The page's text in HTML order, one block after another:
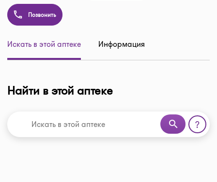
Позвонить
Искать в этой аптеке Информация
Найти в этой аптеке
search ?